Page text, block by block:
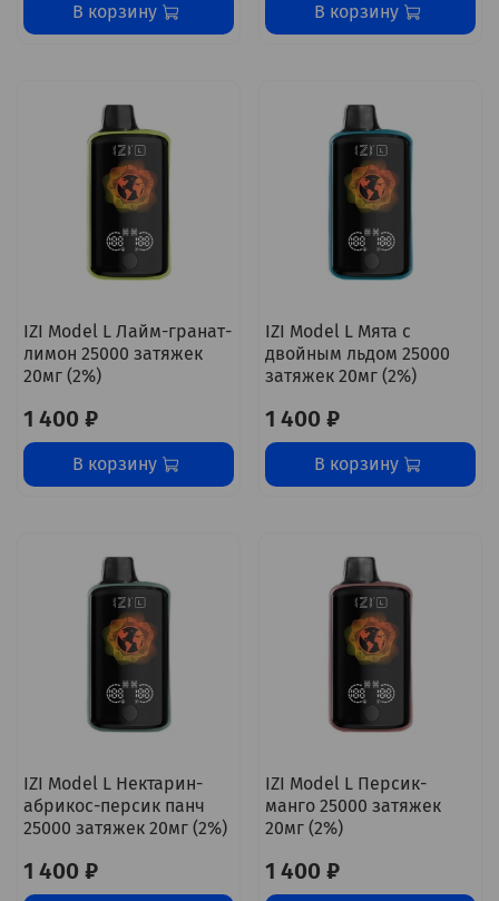
В корзину В корзину
IZI Model L Лайм-гранат-
лимон 25000 затяжек
20мг (2%)
1 400 ₽
В корзину
IZI Model L Мята с
двойным льдом 25000
затяжек 20мг (2%)
1 400 ₽
В корзину
IZI Model L Нектарин-
абрикос-персик панч
25000 затяжек 20мг (2%)
1 400 ₽
IZI Model L Персик-
манго 25000 затяжек
20мг (2%)
1 400 ₽